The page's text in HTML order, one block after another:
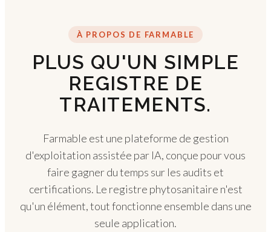
À PROPOS DE FARMABLE
PLUS QU'UN SIMPLE
REGISTRE DE
TRAITEMENTS.
Farmable est une plateforme de gestion
d'exploitation assistée par IA, conçue pour vous
faire gagner du temps sur les audits et
certifications. Le registre phytosanitaire n'est
qu'un élément, tout fonctionne ensemble dans une
seule application.